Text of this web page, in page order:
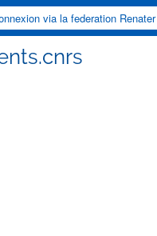
via la federation Renater